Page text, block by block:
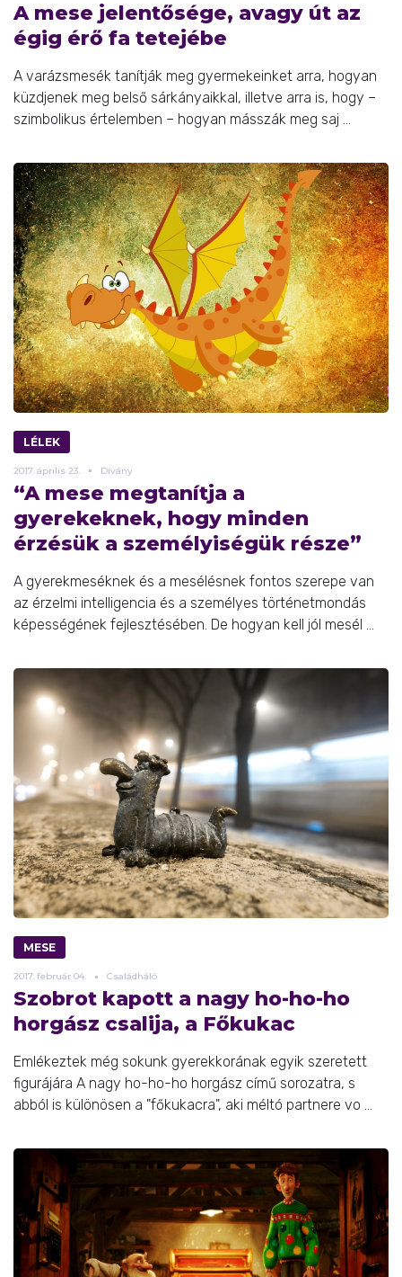
A mese jelentősége, avagy út az
égig érő fa tetejébe
A varázsmesék tanítják meg gyermekeinket arra, hogyan
küzdjenek meg belső sárkányaikkal, illetve arra is, hogy –
szimbolikus értelemben – hogyan másszák meg saj ...
LÉLEK
2017. április 23. Dívány
“A mese megtanítja a
gyerekeknek, hogy minden
érzésük a személyiségük része”
A gyerekmeséknek és a mesélésnek fontos szerepe van
az érzelmi intelligencia és a személyes történetmondás
képességének fejlesztésében. De hogyan kell jól mesél ...
MESE
2017. február 04. Családháló
Szobrot kapott a nagy ho-ho-ho
horgász csalija, a Főkukac
Emlékeztek még sokunk gyerekkorának egyik szeretett
figurájára A nagy ho-ho-ho horgász című sorozatra, s
abból is különösen a "főkukacra", aki méltó partnere vo ...